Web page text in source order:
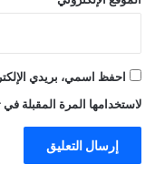
احفظ اسمي، بريدي
لاستخدامها المرة المقبلة في